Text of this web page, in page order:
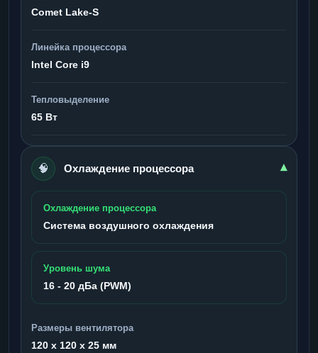
Comet Lake-S
Линейка процессора
Intel Core i9
Тепловыделение
65 Вт
🧠 Охлаждение процессора ▾
Охлаждение процессора
Система воздушного охлаждения
Уровень шума
16 - 20 дБа (PWM)
Размеры вентилятора
120 x 120 x 25 мм